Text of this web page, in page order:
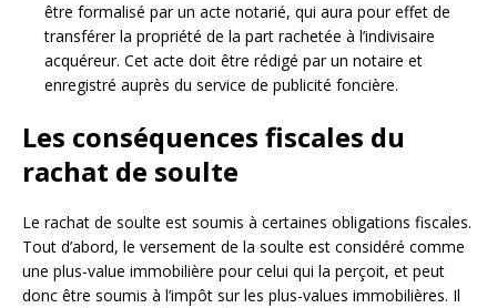
être formalisé par un acte notarié, qui aura pour effet de
transférer la propriété de la part rachetée à l’indivisaire
acquéreur. Cet acte doit être rédigé par un notaire et
enregistré auprès du service de publicité foncière.
Les conséquences fiscales du
rachat de soulte
Le rachat de soulte est soumis à certaines obligations fiscales.
Tout d’abord, le versement de la soulte est considéré comme
une plus-value immobilière pour celui qui la perçoit, et peut
donc être soumis à l’impôt sur les plus-values immobilières. Il